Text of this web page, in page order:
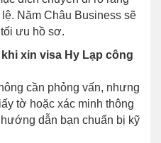
Năm Châu Business sẽ
ưu hồ sơ.
xin visa Hy Lạp công
cần phỏng vấn, nhưng
tờ hoặc xác minh thông
dẫn bạn chuẩn bị kỹ